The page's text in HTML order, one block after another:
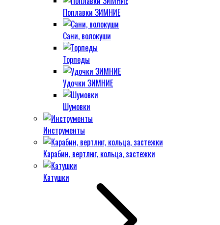
Поплавки ЗИМНИЕ
Сани, волокуши
Торпеды
Удочки ЗИМНИЕ
Шумовки
Инструменты
Карабин, вертлюг, кольца, застежки
Катушки